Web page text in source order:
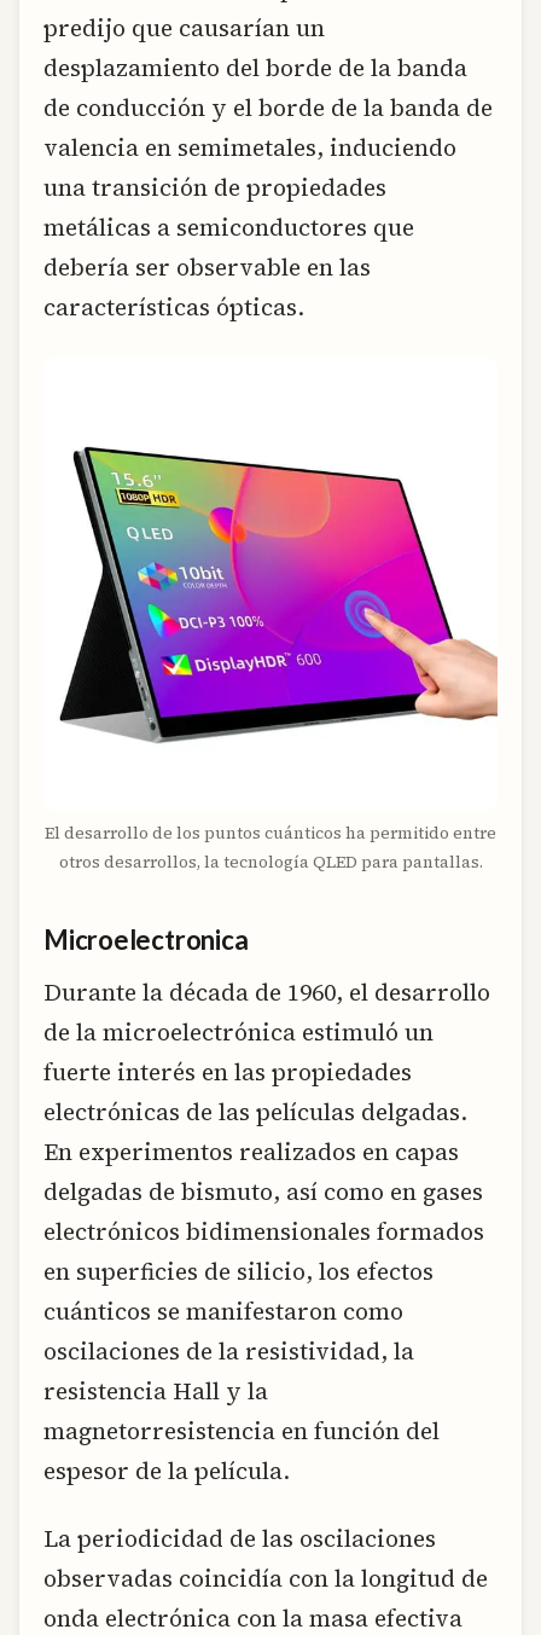
predijo que causarían un
desplazamiento del borde de la banda
de conducción y el borde de la banda de
valencia en semimetales, induciendo
una transición de propiedades
metálicas a semiconductores que
debería ser observable en las
características ópticas.
El desarrollo de los puntos cuánticos ha permitido entre
otros desarrollos, la tecnología QLED para pantallas.
Microelectronica
Durante la década de 1960, el desarrollo
de la microelectrónica estimuló un
fuerte interés en las propiedades
electrónicas de las películas delgadas.
En experimentos realizados en capas
delgadas de bismuto, así como en gases
electrónicos bidimensionales formados
en superficies de silicio, los efectos
cuánticos se manifestaron como
oscilaciones de la resistividad, la
resistencia Hall y la
magnetorresistencia en función del
espesor de la película.
La periodicidad de las oscilaciones
observadas coincidía con la longitud de
onda electrónica con la masa efectiva